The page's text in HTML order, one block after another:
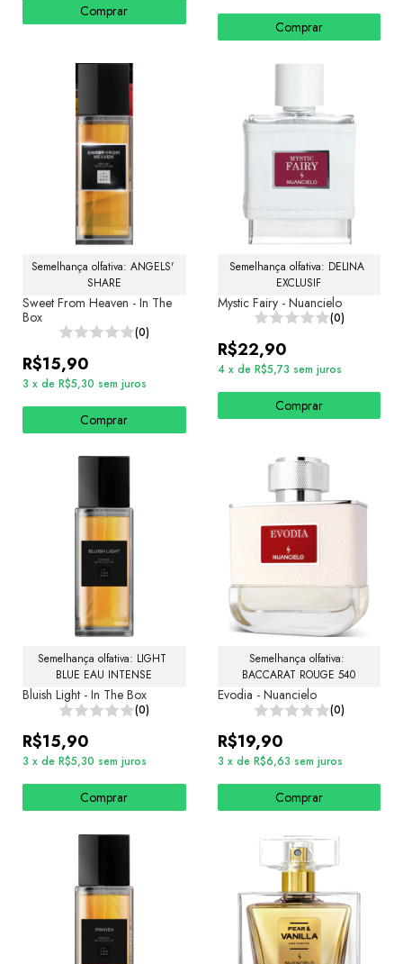
Comprar
Comprar
Semelhança olfativa: ANGELS'
SHARE
Sweet From Heaven - In The
Box
(0)
R$15,90
3 x de R$5,30 sem juros
Comprar
Semelhança olfativa: DELINA
EXCLUSIF
Mystic Fairy - Nuancielo
(0)
R$22,90
4 x de R$5,73 sem juros
Comprar
Semelhança olfativa: LIGHT
BLUE EAU INTENSE
Bluish Light - In The Box
(0)
R$15,90
3 x de R$5,30 sem juros
Comprar
Semelhança olfativa:
BACCARAT ROUGE 540
Evodia - Nuancielo
(0)
R$19,90
3 x de R$6,63 sem juros
Comprar